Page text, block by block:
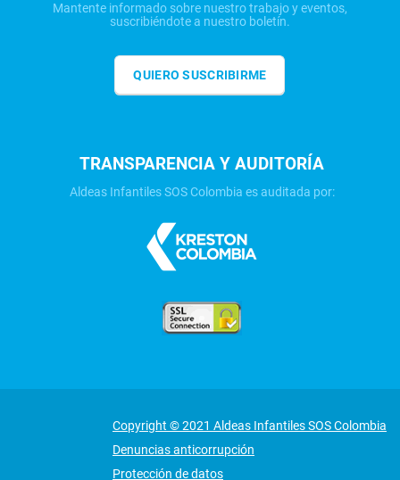
Mantente informado sobre nuestro trabajo y eventos,
suscribiéndote a nuestro boletín.
QUIERO SUSCRIBIRME
TRANSPARENCIA Y AUDITORÍA
Aldeas Infantiles SOS Colombia es auditada por:
Copyright © 2021 Aldeas Infantiles SOS Colombia
Denuncias anticorrupción
Protección de datos